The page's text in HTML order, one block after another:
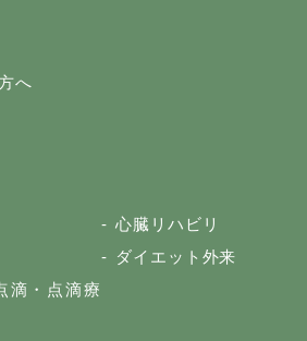
へ
心臓リハビリ
ダイエット外来
滴・点滴療